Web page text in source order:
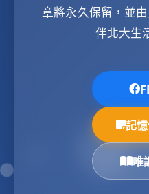
章將永久保留，並
伴北大生
記
唯